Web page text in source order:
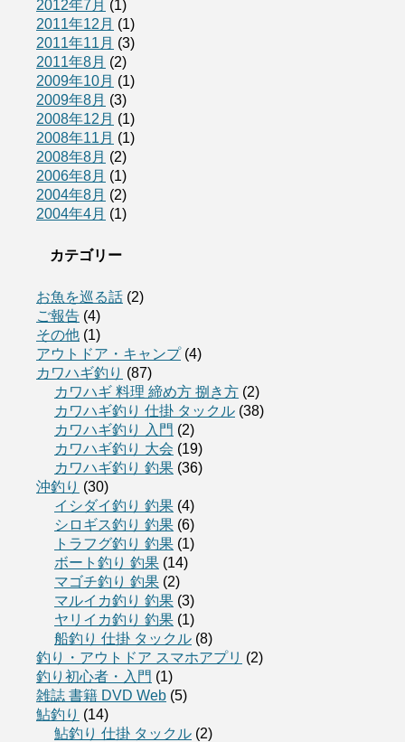
2012年7月 (1)
2011年12月 (1)
2011年11月 (3)
2011年8月 (2)
2009年10月 (1)
2009年8月 (3)
2008年12月 (1)
2008年11月 (1)
2008年8月 (2)
2006年8月 (1)
2004年8月 (2)
2004年4月 (1)
カテゴリー
お魚を巡る話 (2)
ご報告 (4)
その他 (1)
アウトドア・キャンプ(4)
カワハギ釣り (87)
カワハギ 料理 締め方 捌き方 (2)
カワハギ釣り 仕掛 タックル (38)
カワハギ釣り 入門 (2)
カワハギ釣り 大会 (19)
カワハギ釣り 釣果 (36)
沖釣り (30)
イシダイ釣り 釣果 (4)
シロギス釣り 釣果 (6)
トラフグ釣り 釣果 (1)
ボート釣り 釣果 (14)
マゴチ釣り 釣果 (2)
マルイカ釣り 釣果 (3)
ヤリイカ釣り 釣果 (1)
船釣り 仕掛 タックル (8)
釣り・アウトドア スマホアプリ (2)
釣り初心者・入門 (1)
雑誌 書籍 DVD Web (5)
鮎釣り (14)
鮎釣り 仕掛 タックル (2)